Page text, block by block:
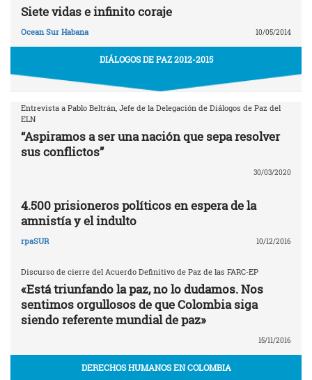
Siete vidas e infinito coraje
Ocean Sur Habana 10/05/2014
DIÁLOGOS DE PAZ 2012-2015
Entrevista a Pablo Beltrán, Jefe de la Delegación de Diálogos de Paz del
ELN
“Aspiramos a ser una nación que sepa resolver
sus conflictos”
30/03/2020
4.500 prisioneros políticos en espera de la
amnistía y el indulto
rpaSUR 10/12/2016
Discurso de cierre del Acuerdo Definitivo de Paz de las FARC-EP
«Está triunfando la paz, no lo dudamos. Nos
sentimos orgullosos de que Colombia siga
siendo referente mundial de paz»
15/11/2016
DERECHOS HUMANOS EN COLOMBIA